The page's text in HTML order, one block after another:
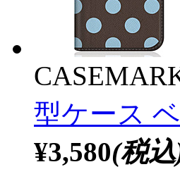
型ケース
¥3,580(税